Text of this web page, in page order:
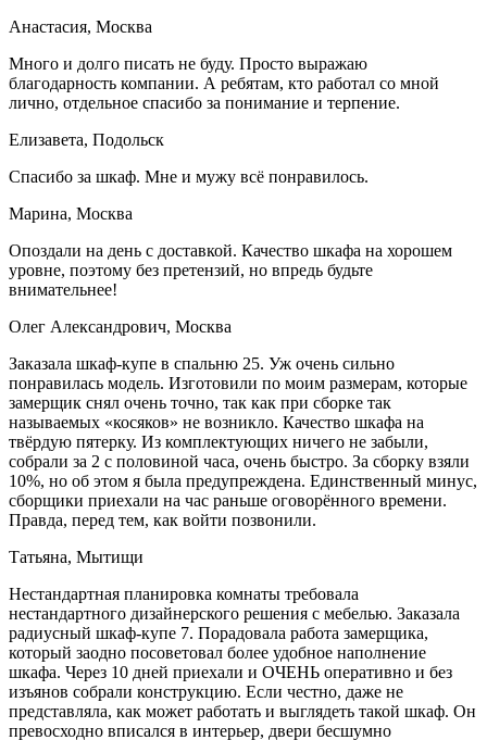
Анастасия, Москва
Много и долго писать не буду. Просто выражаю
благодарность компании. А ребятам, кто работал со мной
лично, отдельное спасибо за понимание и терпение.
Елизавета, Подольск
Спасибо за шкаф. Мне и мужу всё понравилось.
Марина, Москва
Опоздали на день с доставкой. Качество шкафа на хорошем
уровне, поэтому без претензий, но впредь будьте
внимательнее!
Олег Александрович, Москва
Заказала шкаф-купе в спальню 25. Уж очень сильно
понравилась модель. Изготовили по моим размерам, которые
замерщик снял очень точно, так как при сборке так
называемых «косяков» не возникло. Качество шкафа на
твёрдую пятерку. Из комплектующих ничего не забыли,
собрали за 2 с половиной часа, очень быстро. За сборку взяли
10%, но об этом я была предупреждена. Единственный минус,
сборщики приехали на час раньше оговорённого времени.
Правда, перед тем, как войти позвонили.
Татьяна, Мытищи
Нестандартная планировка комнаты требовала
нестандартного дизайнерского решения с мебелью. Заказала
радиусный шкаф-купе 7. Порадовала работа замерщика,
который заодно посоветовал более удобное наполнение
шкафа. Через 10 дней приехали и ОЧЕНЬ оперативно и без
изъянов собрали конструкцию. Если честно, даже не
представляла, как может работать и выглядеть такой шкаф. Он
превосходно вписался в интерьер, двери бесшумно